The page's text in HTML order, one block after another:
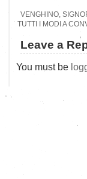
VENGHINO,
TUTTI I MODI A
Leave a
You must be